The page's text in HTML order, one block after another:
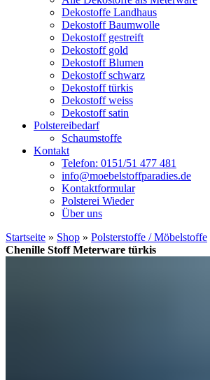
Dekostoffe Landhaus
Dekostoff Baumwolle
Dekostoff gestreift
Dekostoff gold
Dekostoff Blumen
Dekostoff schwarz
Dekostoff türkis
Dekostoff weiss
Dekostoff satin
Polstereibedarf
Schaumstoffe
Kontakt
Telefon: 0151/51 477 481
info@moebelstoffparadies.de
Kontaktformular
Polsterei Wieder
Über uns
Startseite » Shop » Polsterstoffe / Möbelstoffe
Chenille Stoff Meterware türkis